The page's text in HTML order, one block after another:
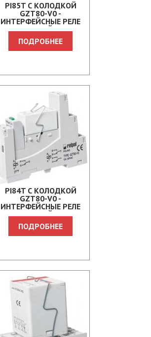
PI85T С КОЛОДКОЙ
GZT80-V0 -
ИНТЕРФЕЙСНЫЕ РЕЛЕ
ДЛЯ ЖЕЛЕЗНОЙ ДОРОГИ
ПОДРОБНЕЕ
PI84T С КОЛОДКОЙ
GZT80-V0 -
ИНТЕРФЕЙСНЫЕ РЕЛЕ
ДЛЯ ЖЕЛЕЗНОЙ ДОРОГИ
ПОДРОБНЕЕ